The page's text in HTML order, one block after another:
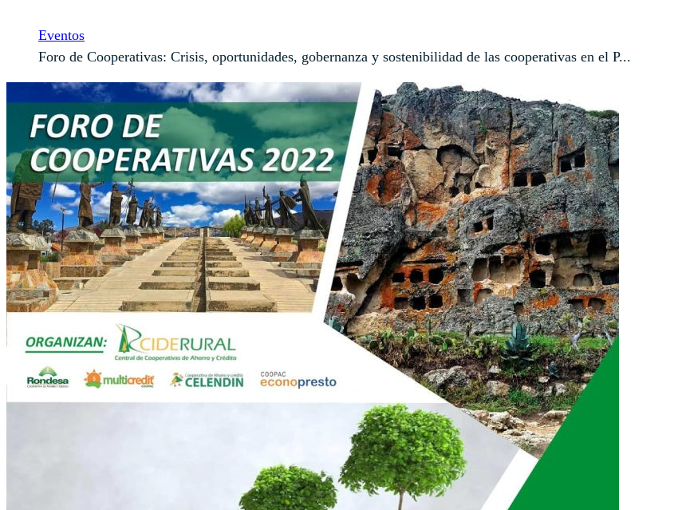
Inicio
Eventos
Foro de Cooperativas: Crisis, oportunidades, gobernanza y sostenibilidad de las cooperativas en el P...